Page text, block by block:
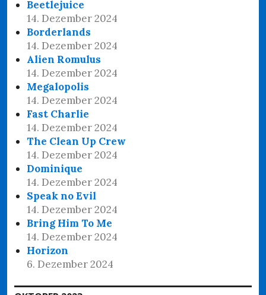
Beetlejuice
14. Dezember 2024
Borderlands
14. Dezember 2024
Alien Romulus
14. Dezember 2024
Megalopolis
14. Dezember 2024
Fast Charlie
14. Dezember 2024
The Clean Up Crew
14. Dezember 2024
Dominique
14. Dezember 2024
Speak no Evil
14. Dezember 2024
Bring Him To Me
14. Dezember 2024
Horizon
6. Dezember 2024